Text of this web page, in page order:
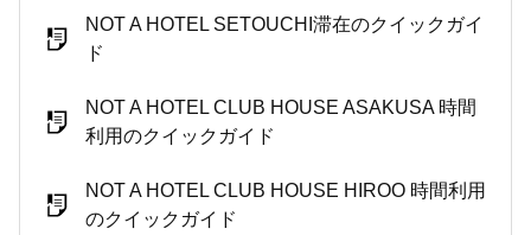
NOT A HOTEL SETOUCHI滞在のクイックガイ
ド
NOT A HOTEL CLUB HOUSE ASAKUSA 時間
利用のクイックガイド
NOT A HOTEL CLUB HOUSE HIROO 時間利用
のクイックガイド